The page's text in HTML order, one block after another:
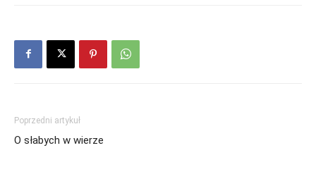
Poprzedni artykuł
O słabych w wierze